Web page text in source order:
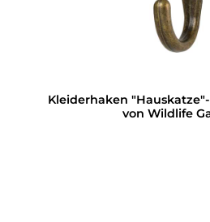
Kleiderhaken
von Wildlife